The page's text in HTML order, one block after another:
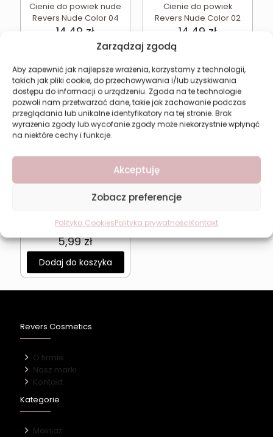
Zarządzaj zgodą
Aby zapewnić jak najlepsze wrażenia, korzystamy z technologii,
takich jak pliki cookie, do przechowywania i/lub uzyskiwania
dostępu do informacji o urządzeniu. Zgoda na te technologie
pozwoli nam przetwarzać dane, takie jak zachowanie podczas
przeglądania lub unikalne identyfikatory na tej stronie. Brak
wyrażenia zgody lub wycofanie zgody może niekorzystnie wpłynąć
na niektóre cechy i funkcje.
Akceptuję
Zobacz preferencje
Polityka CookiesPolityka prywatnościKontakt
Cienie do powiek nude
Revers Nude Color 04
14,49 zł
Dodaj do koszyka
Cienie do powiek
Revers Nude Color 02
14,49 zł
Dodaj do koszyka
Konturówka do ust
Milky Nude
5,99zł
Dodaj do koszyka
Revers Cosmetics
O firmie
Nasz marki
Kontakt
Kategorie
Makijaż